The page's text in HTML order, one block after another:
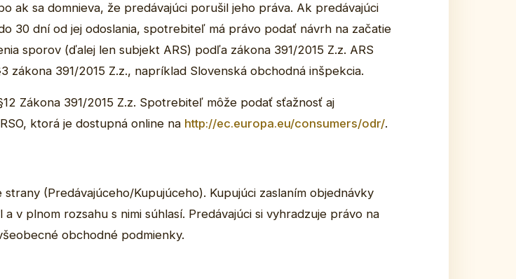
ak sa domnieva, že predávajúci porušil jeho práva. Ak predávajúci
30 dní od jej odoslania, spotrebiteľ má právo podať návrh na začatie
sporov (ďalej len subjekt ARS) podľa zákona 391/2015 Z.z. ARS
391/2015 Z.z., napríklad Slovenská obchodná inšpekcia.
Zákona 391/2015 Z.z. Spotrebiteľ môže podať sťažnosť aj
ktorá je dostupná online na http://ec.europa.eu/consumers/odr/.
(Predávajúceho/Kupujúceho). Kupujúci zaslaním objednávky
plnom rozsahu s nimi súhlasí. Predávajúci si vyhradzuje právo na
obchodné podmienky.